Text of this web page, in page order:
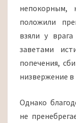
непокорным,
положили
взяли у
заветами
попечения,
низвержение в
Однако
не